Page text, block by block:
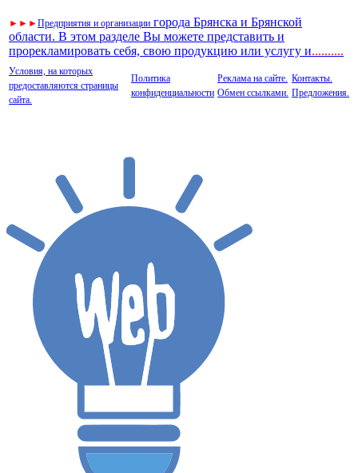
► ► ►Предприятия и организации города Брянска и Брянской
области. В этом разделе Вы можете представить и
прорекламировать себя, свою продукцию или услугу и..........
Условия, на которых
предоставляются страницы
сайта.
Политика
конфиденциальности
Реклама на сайте.
Обмен ссылками.
Контакты.
Предложения.